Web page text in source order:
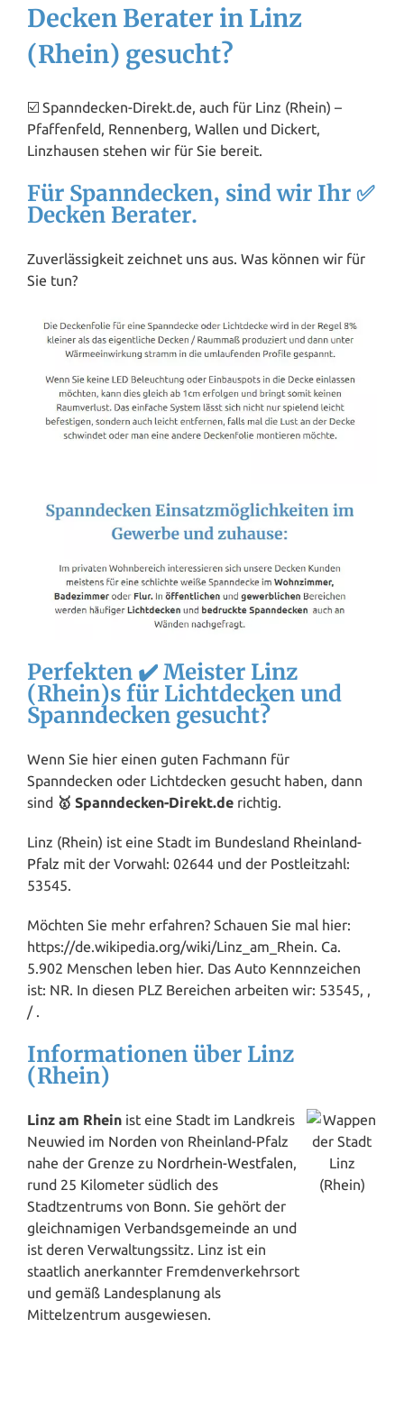
Decken Berater in Linz
(Rhein) gesucht?
☑️ Spanndecken-Direkt.de, auch für Linz (Rhein) –
Pfaffenfeld, Rennenberg, Wallen und Dickert,
Linzhausen stehen wir für Sie bereit.
Für Spanndecken, sind wir Ihr ✅
Decken Berater.
Zuverlässigkeit zeichnet uns aus. Was können wir für
Sie tun?
Perfekten ✔️ Meister Linz
(Rhein)s für Lichtdecken und
Spanndecken gesucht?
Wenn Sie hier einen guten Fachmann für
Spanndecken oder Lichtdecken gesucht haben, dann
sind 🥇 Spanndecken-Direkt.de richtig.
Linz (Rhein) ist eine Stadt im Bundesland Rheinland-
Pfalz mit der Vorwahl: 02644 und der Postleitzahl:
53545.
Möchten Sie mehr erfahren? Schauen Sie mal hier:
https://de.wikipedia.org/wiki/Linz_am_Rhein. Ca.
5.902 Menschen leben hier. Das Auto Kennnzeichen
ist: NR. In diesen PLZ Bereichen arbeiten wir: 53545, ,
/ .
Informationen über Linz
(Rhein)
Linz am Rhein ist eine Stadt im Landkreis
Neuwied im Norden von Rheinland-Pfalz
nahe der Grenze zu Nordrhein-Westfalen,
rund 25 Kilometer südlich des
Stadtzentrums von Bonn. Sie gehört der
gleichnamigen Verbandsgemeinde an und
ist deren Verwaltungssitz. Linz ist ein
staatlich anerkannter Fremdenverkehrsort
und gemäß Landesplanung als
Mittelzentrum ausgewiesen.